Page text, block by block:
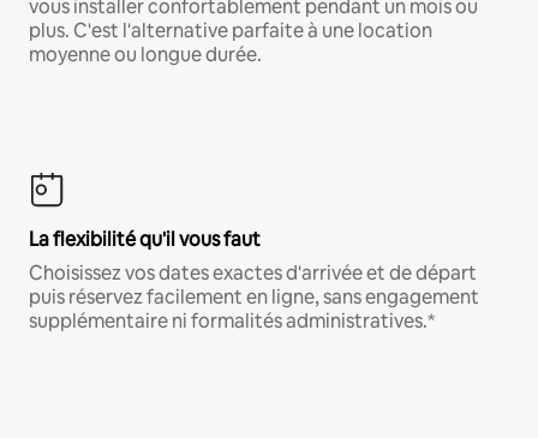
vous installer confortablement pendant un mois ou
plus. C'est l'alternative parfaite à une location
moyenne ou longue durée.
La flexibilité qu'il vous faut
Choisissez vos dates exactes d'arrivée et de départ
puis réservez facilement en ligne, sans engagement
supplémentaire ni formalités administratives.*